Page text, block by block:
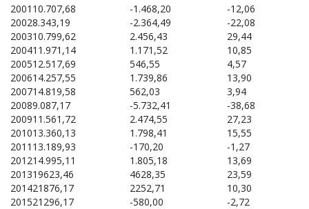
2001 10.707,68 -1.468,20
-12,06
20028.343,19 -2.364,49
-22,08
200310.799,62 2.456,43
29,44
200411.971,14 1.171,52
10,85
200512.517,69 546,55
4,57
200614.257,55 1.739,86
13,90
200714.819,58 562,03
3,94
20089.087,17 -5.732,41
-38,68
200911.561,72 2.474,55
27,23
201013.360,13 1.798,41
15,55
2011 13.189,93 -170,20
-1,27
201214.995,11 1.805,18
13,69
201319623,46 4628,35
23,59
201421876,17 2252,71
10,30
201521296,17 -580,00 -2,72